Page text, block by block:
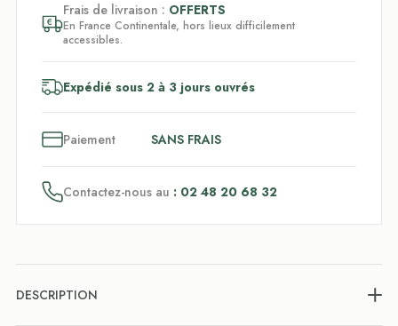
Frais de livraison : OFFERTS
En France Continentale, hors lieux difficilement
accessibles.
Expédié sous 2 à 3 jours ouvrés
Paiement SANS FRAIS
Contactez-nous au : 02 48 20 68 32
DESCRIPTION